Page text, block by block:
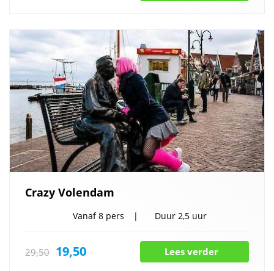
Crazy Volendam
Vanaf8 pers Duur 2,5 uur
29,50 19,50 Lees verder